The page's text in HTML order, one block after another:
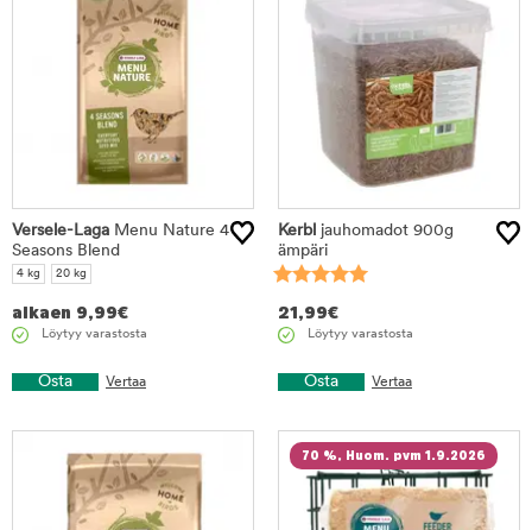
Versele-Laga Menu Nature 4
Seasons Blend
4 kg 20 kg
alkaen 9,99€
Löytyy varastosta
Osta Vertaa
Kerbl jauhomadot 900g
ämpäri
21,99€
Löytyy varastosta
Osta Vertaa
70 %, Huom. pvm 1.9.2026